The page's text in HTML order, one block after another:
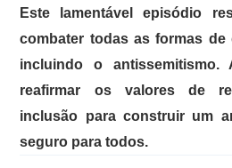
Este lamentável episódio
combater todas as formas de
incluindo o antissemitismo.
reafirmar os valores de
inclusão para construir um
seguro para todos.